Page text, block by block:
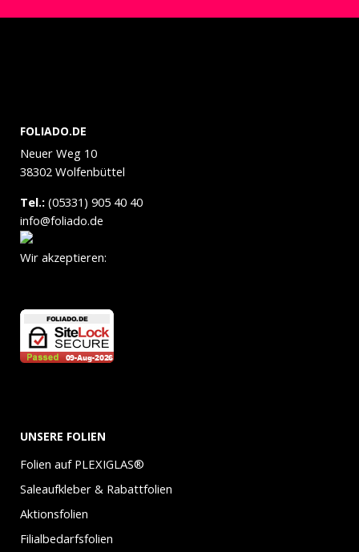
FOLIADO.DE
Neuer Weg 10
38302 Wolfenbüttel
Tel.: (05331) 905 40 40
info@foliado.de
Wir akzeptieren:
UNSERE FOLIEN
Folien auf PLEXIGLAS®
Saleaufkleber & Rabattfolien
Aktionsfolien
Filialbedarfsfolien